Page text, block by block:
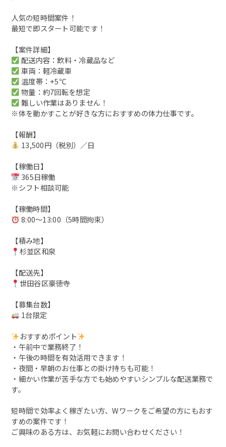
人気の短時間案件！
最短で即スタート可能です！
【案件詳細】
配送内容：飲料・冷蔵品など
車両：軽冷蔵車
温度帯：+5℃
物量：約7回転を想定
難しい作業はありません！
※体を動かすことが好きな方におすすめの体力仕事です。
【報酬】
13,500円（税別）／日
【稼働日】
365日稼働
※シフト相談可能
【稼働時間】
8:00～13:00（5時間拘束）
【積み地】
杉並区和泉
【配送先】
世田谷区豪徳寺
【募集台数】
1台限定
おすすめポイント
・午前中で業務終了！
・午後の時間を有効活用できます！
・夜間・早朝のお仕事との掛け持ちも可能！
・細かい作業が苦手な方でも始めやすいシンプルな配送業務で
す。
短時間で効率よく稼ぎたい方、Wワークをご希望の方にもおす
すめの案件です！
ご興味のある方は、お気軽にお問い合わせください！